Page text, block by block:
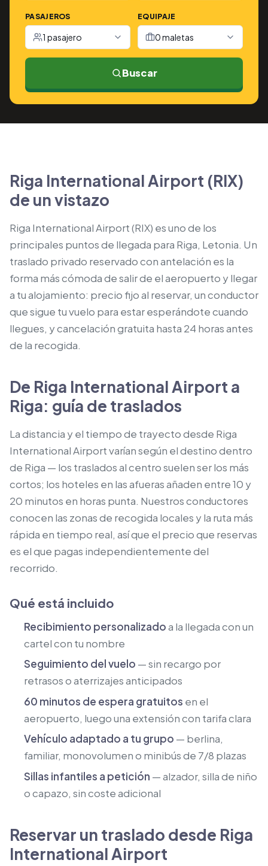
PASAJEROS
1 pasajero
EQUIPAJE
0 maletas
Buscar
Riga International Airport (RIX)
de un vistazo
Riga International Airport (RIX) es uno de los
principales puntos de llegada para Riga, Letonia. Un
traslado privado reservado con antelación es la
forma más cómoda de salir de el aeropuerto y llegar
a tu alojamiento: precio fijo al reservar, un conductor
que sigue tu vuelo para estar esperándote cuando
llegues, y cancelación gratuita hasta 24 horas antes
de la recogida.
De Riga International Airport a
Riga: guía de traslados
La distancia y el tiempo de trayecto desde Riga
International Airport varían según el destino dentro
de Riga — los traslados al centro suelen ser los más
cortos; los hoteles en las afueras añaden entre 10 y
20 minutos en horas punta. Nuestros conductores
conocen las zonas de recogida locales y la ruta más
rápida en tiempo real, así que el precio que reservas
es el que pagas independientemente del
recorrido.
Qué está incluido
Recibimiento personalizadoa la llegada con un
cartel con tu nombre
Seguimiento del vuelo — sin recargo por
retrasos o aterrizajes anticipados
60 minutos de espera gratuitos en el
aeropuerto, luego una extensión con tarifa clara
Vehículo adaptado a tu grupo — berlina,
familiar, monovolumen o minibús de 7/8 plazas
Sillas infantiles a petición — alzador, silla de niño
o capazo, sin coste adicional
Reservar un traslado desde Riga
International Airport